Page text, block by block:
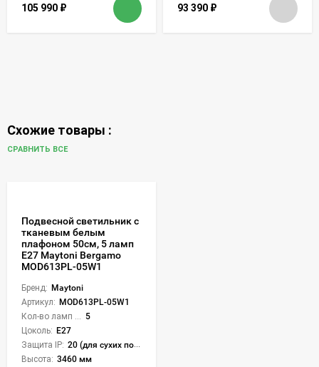
105 990 ₽ 93 390 ₽
Схожие товары :
СРАВНИТЬ ВСЕ
Подвесной светильник с
тканевым белым
плафоном 50см, 5 ламп
Е27 Maytoni Bergamo
MOD613PL-05W1
Бренд: Maytoni
Артикул: MOD613PL-05W1
5
Цоколь: E27
Защита IP: 20 (для сухих пом.)
Высота: 3460 мм